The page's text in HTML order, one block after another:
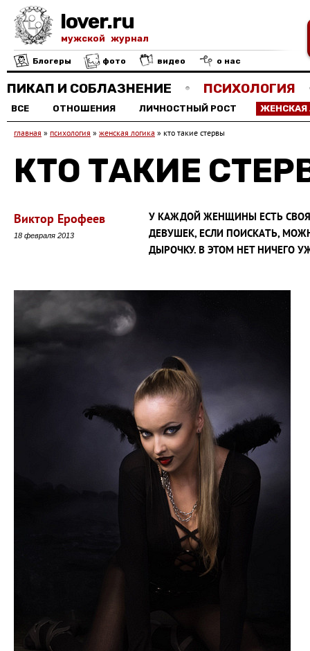
lover.ru
мужской журнал
Блогеры фото видео о нас
ПИКАП И СОБЛАЗНЕНИЕ ПСИХОЛОГИЯ
ВСЕ ОТНОШЕНИЯ ЛИЧНОСТНЫЙ РОСТ ЖЕНСКАЯ
главная » психология » женская логика » кто такие стервы
КТО ТАКИЕ
Виктор Ерофеев
18 февраля 2013
У КАЖДОЙ ЖЕНЩИНЫ ЕСТЬ СВОЯ
ДЕВУШЕК, ЕСЛИ ПОИСКAТЬ,
ДЫРОЧКУ. В ЭТОМ НЕТ НИЧЕГО